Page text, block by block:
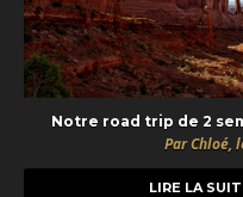
Notre road trip de 2
Par Chloé,
LIRE LA